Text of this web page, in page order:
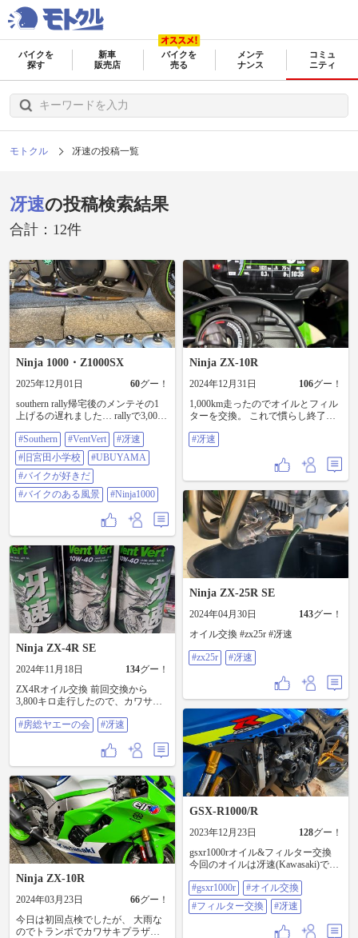
バイクを
探す
新車
販売店
バイクを
売る
メンテ
ナンス
コミュ
ニティ
モトクル 冴速の投稿一覧
冴速の投稿検索結果
合計：12件
Ninja 1000・Z1000SX
2025年12月01日 60グー！
southern rally帰宅後のメンテその1
上げるの遅れました… rallyで3,000
交換を… 前回から約4,500キロも走
行してしまった だいぶ汚れていま
すね😅 きっちり交換しました♪
#Southern Rally2025 #ventvert 10W-40
#冴速 #旧宮田小学校 #UBUYAMA
PLACE #バイクが好きだ #バイクの
#Southern #VentVert
#冴速
#旧宮田小学校
#UBUYAMA
#バイクが好きだ
#バイクのある風景
#Ninja1000
Ninja ZX-10R
2024年12月31日 106グー！
1,000km走ったのでオイルとフィル
ターを交換。 これで慣らし終了！
#冴速
Ninja ZX-4R SE
2024年11月18日 134グー！
ZX4Rオイル交換 前回交換から
3,800キロ走行したので、カワサキ
イル値上がりしていた。😭 交換前
購入した、バラの夢想(むそう)が開
花 地植えだと花💠の直径が20セン
チになるとか😅 鉢植えなんで10
センチぐらい #房総ヤエーの会 #冴
速
#房総ヤエーの会 #冴速
Ninja ZX-25R SE
2024年04月30日 143グー！
オイル交換 #zx25r #冴速
#zx25r #冴速
Ninja ZX-10R
2024年03月23日 66グー！
今日は初回点検でしたが、 大雨な
のでトランポでカワサキプラザま
GSX-R1000/R
2023年12月23日 128グー！
gsxr1000rオイル&フィルター交換
今回のオイルは冴速(Kawasaki)です
ター交換 ##冴速
#gsxr1000r
#オイル交換
#フィルター交換
#冴速